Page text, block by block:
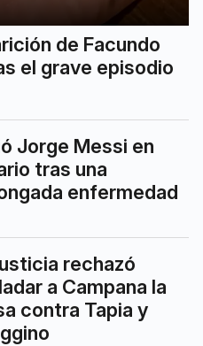
de Facundo
el grave episodio
Jorge Messi en
tras una
enfermedad
rechazó
a Campana la
contra Tapia y